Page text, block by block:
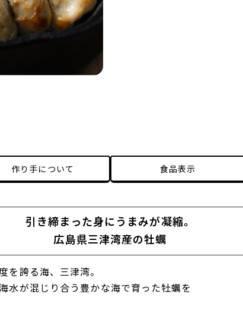
作り手について 食品表示
引き締まった身にうまみが凝縮。
広島県三津湾産の牡蠣
を誇る海、三津湾。
水が混じり合う豊かな海で育った牡蠣を